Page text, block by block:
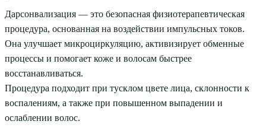
Дарсонвализация — это безопасная физиотерапевтическая
процедура, основанная на воздействии импульсных токов.
Она улучшает микроциркуляцию, активизирует обменные
процессы и помогает коже и волосам быстрее
восстанавливаться.
Процедура подходит при тусклом цвете лица, склонности к
воспалениям, а также при повышенном выпадении и
ослаблении волос.